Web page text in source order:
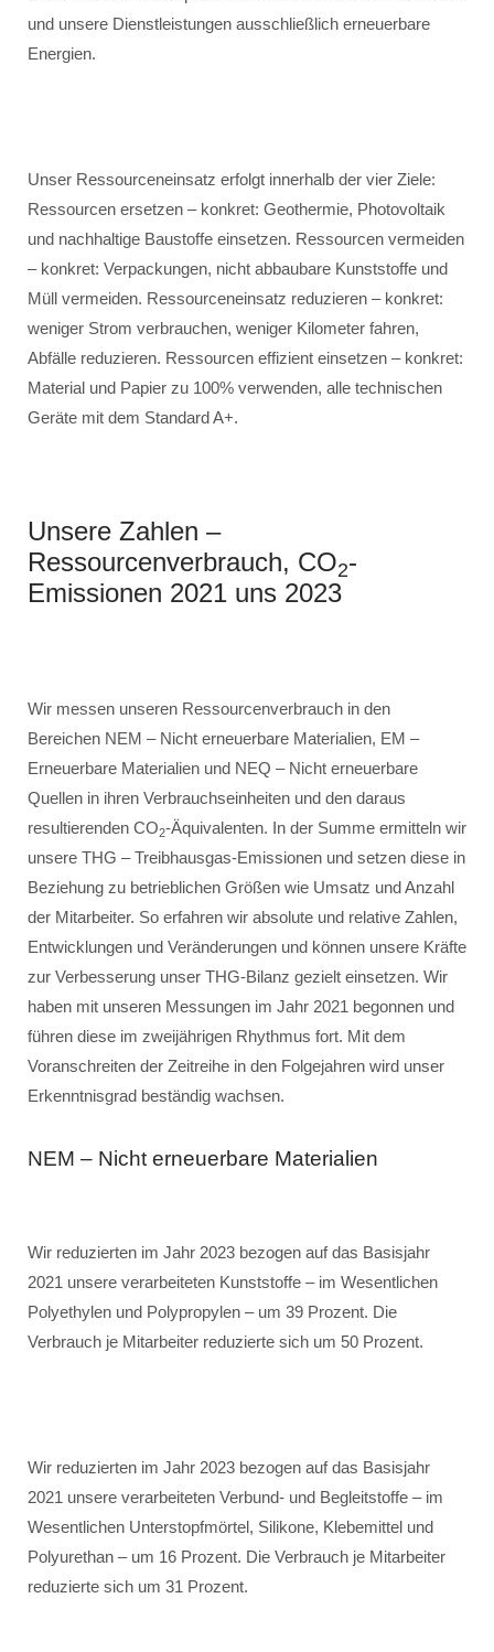
und unsere Dienstleistungen ausschließlich erneuerbare
Energien.
Unser Ressourceneinsatz erfolgt innerhalb der vier Ziele:
Ressourcen ersetzen – konkret: Geothermie, Photovoltaik
und nachhaltige Baustoffe einsetzen. Ressourcen vermeiden
– konkret: Verpackungen, nicht abbaubare Kunststoffe und
Müll vermeiden. Ressourceneinsatz reduzieren – konkret:
weniger Strom verbrauchen, weniger Kilometer fahren,
Abfälle reduzieren. Ressourcen effizient einsetzen – konkret:
Material und Papier zu 100% verwenden, alle technischen
Geräte mit dem Standard A+.
Unsere Zahlen –
Ressourcenverbrauch, CO2-
Emissionen 2021 uns 2023
Wir messen unseren Ressourcenverbrauch in den
Bereichen NEM – Nicht erneuerbare Materialien, EM –
Erneuerbare Materialien und NEQ – Nicht erneuerbare
Quellen in ihren Verbrauchseinheiten und den daraus
resultierenden CO2-Äquivalenten. In der Summe ermitteln wir
unsere THG – Treibhausgas-Emissionen und setzen diese in
Beziehung zu betrieblichen Größen wie Umsatz und Anzahl
der Mitarbeiter. So erfahren wir absolute und relative Zahlen,
Entwicklungen und Veränderungen und können unsere Kräfte
zur Verbesserung unser THG-Bilanz gezielt einsetzen. Wir
haben mit unseren Messungen im Jahr 2021 begonnen und
führen diese im zweijährigen Rhythmus fort. Mit dem
Voranschreiten der Zeitreihe in den Folgejahren wird unser
Erkenntnisgrad beständig wachsen.
NEM – Nicht erneuerbare Materialien
Wir reduzierten im Jahr 2023 bezogen auf das Basisjahr
2021 unsere verarbeiteten Kunststoffe – im Wesentlichen
Polyethylen und Polypropylen – um 39 Prozent. Die
Verbrauch je Mitarbeiter reduzierte sich um 50 Prozent.
Wir reduzierten im Jahr 2023 bezogen auf das Basisjahr
2021 unsere verarbeiteten Verbund- und Begleitstoffe – im
Wesentlichen Unterstopfmörtel, Silikone, Klebemittel und
Polyurethan – um 16 Prozent. Die Verbrauch je Mitarbeiter
reduzierte sich um 31 Prozent.